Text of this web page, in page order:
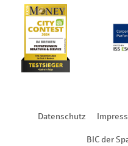
Datenschutz
BIC der